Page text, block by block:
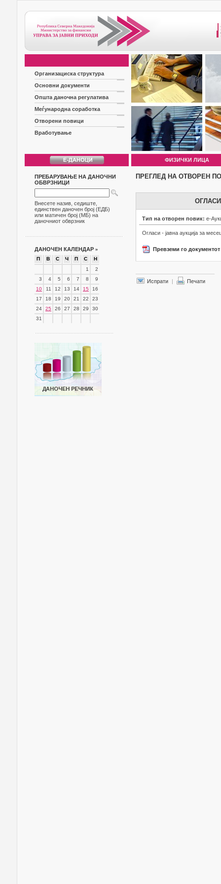
Организациска структура
Основни документи
Општа даночна регулатива
Меѓународна соработка
Отворени повици
Вработување
ФИЗИЧКИ ЛИЦА
ПРЕБАРУВАЊЕ НА ДАНОЧНИ
ОБВРЗНИЦИ
Внесете назив, седиште,
единствен даночен број (ЕДБ)
или матичен број (МБ) на
даночниот обврзник
ДАНОЧЕН КАЛЕНДАР »
П В С Ч П С
Н
1
2
3
4 5 6 7 8
9
10
11 12 13 14 15
16
17
18 19 20 21 22
23
24
25 26 27 28 29
30
31
ПРЕГЛЕД НА ОТВОРЕН
Тип на отворен повик: е-
Огласи - јавна аукција за
Превземи го документот
Испрати | Печати